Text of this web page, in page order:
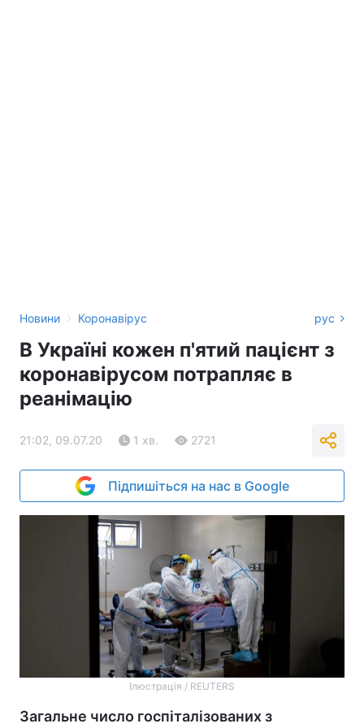
Новини › Коронавірус рус
В Україні кожен п'ятий пацієнт з
коронавірусом потрапляє в
реанімацію
21:02, 09.07.20 1 хв. 2721
Підпишіться на нас в Google
Ілюстрація / REUTERS
Загальне число госпіталізованих з